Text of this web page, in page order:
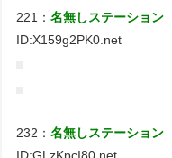
221：名無しステーション
ID:X159g2PK0.net
232：名無しステーション